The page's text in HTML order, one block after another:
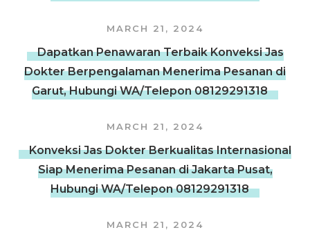
MARCH 21, 2024
Dapatkan Penawaran Terbaik Konveksi Jas
Dokter Berpengalaman Menerima Pesanan di
Garut, Hubungi WA/Telepon 08129291318
MARCH 21, 2024
Konveksi Jas Dokter Berkualitas Internasional
Siap Menerima Pesanan di Jakarta Pusat,
Hubungi WA/Telepon 08129291318
MARCH 21, 2024